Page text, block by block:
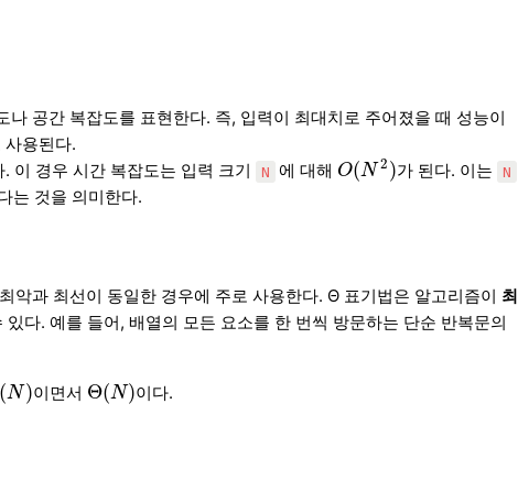
나 공간 복잡도를 표현한다. 즉, 입력이 최대치로 주어졌을 때 성능이
용된다.
이 경우 시간 복잡도는 입력 크기
N 에 대해 O(N 2)
O(N2)가 된다. 이는 N
는 것을 의미한다.
악과 최선이 동일한 경우에 주로 사용한다. Θ 표기법은 알고리즘이 최
있다. 예를 들어, 배열의 모든 요소를 한 번씩 방문하는 단순 반복문의
(N)
(N) 이면서 Θ(N)
Θ(N)이다.